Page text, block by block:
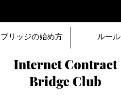
Internet Contract
Bridge Club
ブリッジの始め方 ルール